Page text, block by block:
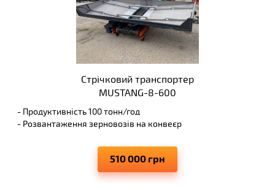
Стрічковий транспортер
MUSTANG-8-600
510 000 грн
- Продуктивність 100 тонн/год
- Розвантаження зерновозів на конвеєр
- Виключає просипання транспортуючих матеріалів